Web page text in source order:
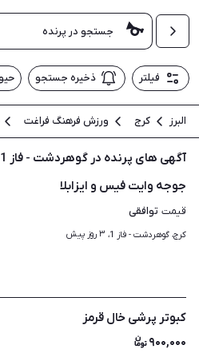
فیلتر ذخیره جستجو
البرز کرج ورزش فرهنگ فراغت
آگهی های پرنده در گوهردشت - فاز 1 کرج
جوجه وایت فیس و ایزابلا
قیمت توافقی
کرج، گوهردشت - فاز 1، ۳ روز پیش
کبوتر پرشی خال قرمز
۹۰۰,۰۰۰